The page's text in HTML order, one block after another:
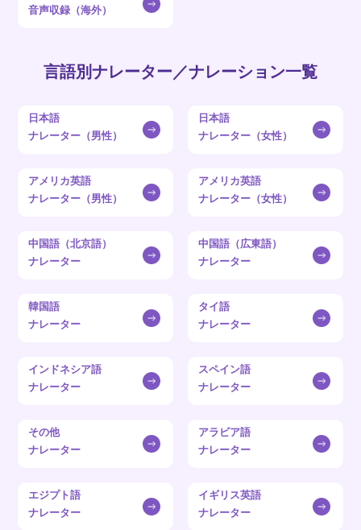
音声収録（海外）
言語別ナレーター／ナレーション一覧
日本語
ナレーター（男性）
日本語
ナレーター（女性）
アメリカ英語
ナレーター（男性）
アメリカ英語
ナレーター（女性）
中国語（北京語）
ナレーター
中国語（広東語）
ナレーター
韓国語
ナレーター
タイ語
ナレーター
インドネシア語
ナレーター
スペイン語
ナレーター
その他
ナレーター
アラビア語
ナレーター
エジプト語
ナレーター
イギリス英語
ナレーター